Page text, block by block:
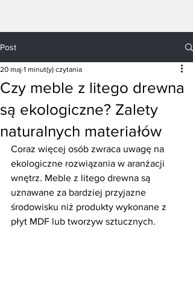
Post
Czy meble z litego drewna
są ekologiczne? Zalety
naturalnych materiałów
20 maj 1 minut(y) czytania
Coraz więcej osób zwraca uwagę na
ekologiczne rozwiązania w aranżacji
wnętrz. Meble z litego drewna są
uznawane za bardziej przyjazne
środowisku niż produkty wykonane z
płyt MDF lub tworzyw sztucznych.